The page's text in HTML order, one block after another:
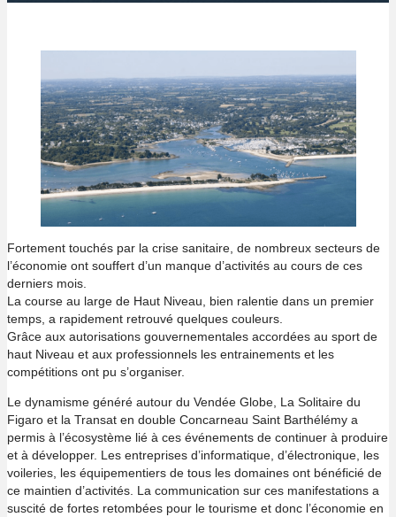
Fortement touchés par la crise sanitaire, de nombreux secteurs de
l’économie ont souffert d’un manque d’activités au cours de ces
derniers mois.
La course au large de Haut Niveau, bien ralentie dans un premier
temps, a rapidement retrouvé quelques couleurs.
Grâce aux autorisations gouvernementales accordées au sport de
haut Niveau et aux professionnels les entrainements et les
compétitions ont pu s’organiser.
Le dynamisme généré autour du Vendée Globe, La Solitaire du
Figaro et la Transat en double Concarneau Saint Barthélémy a
permis à l’écosystème lié à ces événements de continuer à produire
et à développer. Les entreprises d’informatique, d’électronique, les
voileries, les équipementiers de tous les domaines ont bénéficié de
ce maintien d’activités. La communication sur ces manifestations a
suscité de fortes retombées pour le tourisme et donc l’économie en